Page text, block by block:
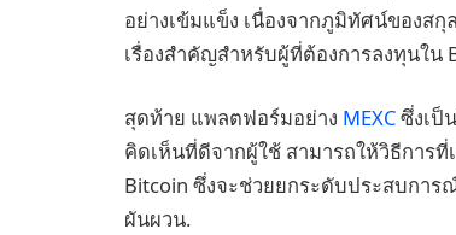
อย่างเข้มแข็ง เนื่องจากภูมิทัศน์ของส
เรื่องสำคัญสำหรับผู้ที่ต้องการลงทุนใ
สุดท้าย แพลตฟอร์มอย่าง MEXCซึ่งเป็
คิดเห็นที่ดีจากผู้ใช้ สามารถให้วิธีการ
Bitcoin ซึ่งจะช่วยยกระดับประสบกา
ผันผวน.